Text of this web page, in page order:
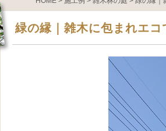
緑の縁｜雑木に包まれエコ